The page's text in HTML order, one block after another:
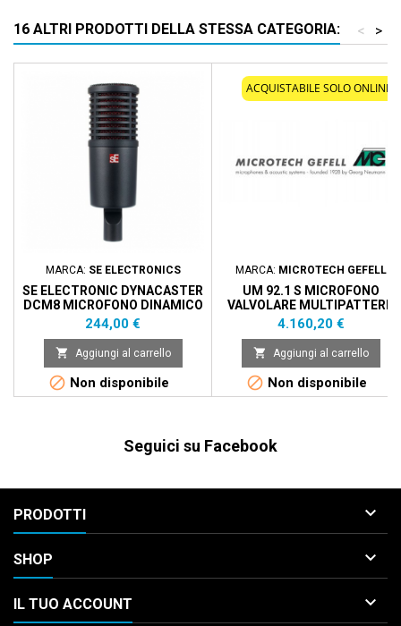
16 ALTRI PRODOTTI DELLA STESSA CATEGORIA: >
<
MARCA: SE ELECTRONICS
SE ELECTRONIC DYNACASTER
DCM8 MICROFONO DINAMICO
DA STUDIO
Prezzo
244,00 €
 Aggiungi al carrello
 Non disponibile
ACQUISTABILE SOLO ONLINE
MARCA: MICROTECH GEFELL
UM 92.1 S MICROFONO
VALVOLARE MULTIPATTERN
SATIN NICKEL
Prezzo
4.160,20 €
 Aggiungi al carrello
 Non disponibile
Seguici su Facebook
PRODOTTI 
SHOP 
IL TUO ACCOUNT 